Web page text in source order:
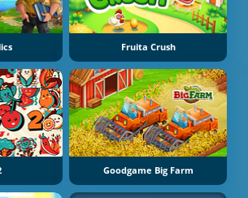
Fruita Crush
Goodgame Big Farm